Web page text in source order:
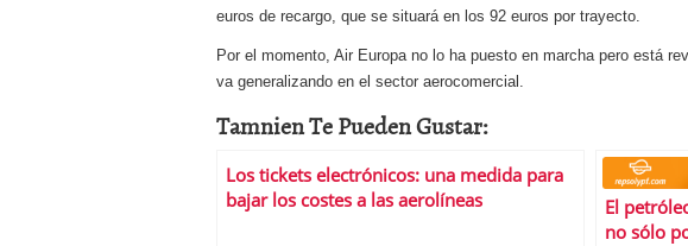
euros de recargo, que se situará en los 92 euros por trayecto.
Por el momento, Air Europa no lo ha puesto en marcha pero está
va generalizando en el sector aerocomercial.
Tamnien Te Pueden Gustar:
Los tickets electrónicos: una medida para
bajar los costes a las aerolíneas
El
no sólo